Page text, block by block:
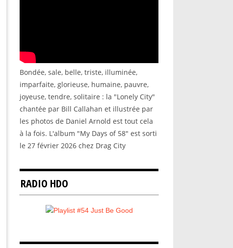
Bondée, sale, belle, triste, illuminée,
imparfaite, glorieuse, humaine, pauvre,
joyeuse, tendre, solitaire : la "Lonely City"
chantée par Bill Callahan et illustrée par
les photos de Daniel Arnold est tout cela
à la fois. L'album "My Days of 58" est sorti
le 27 février 2026 chez Drag City
RADIO HDO